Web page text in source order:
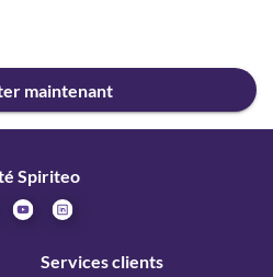
maintenant
Spiriteo
Services clients